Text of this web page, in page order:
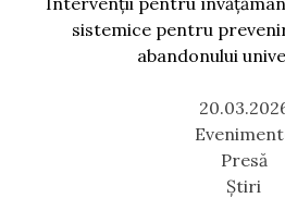
sistemice pentru
abandonului
Presă
Știri